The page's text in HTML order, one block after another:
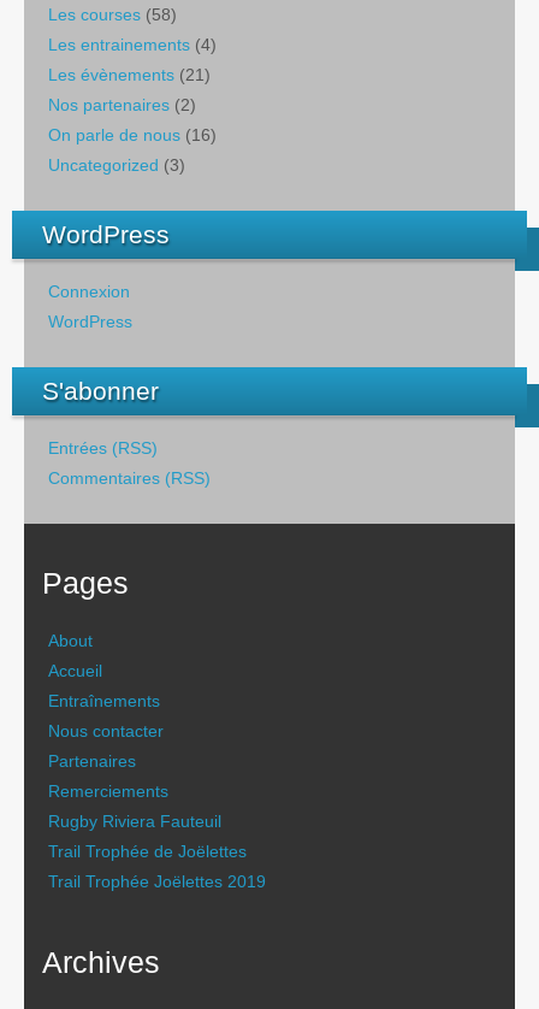
Les courses (58)
Les entrainements (4)
Les évènements (21)
Nos partenaires (2)
On parle de nous (16)
Uncategorized (3)
WordPress
Connexion
WordPress
S'abonner
Entrées (RSS)
Commentaires (RSS)
Pages
About
Accueil
Entraînements
Nous contacter
Partenaires
Remerciements
Rugby Riviera Fauteuil
Trail Trophée de Joëlettes
Trail Trophée Joëlettes 2019
Archives